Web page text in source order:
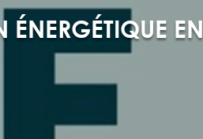
ÉNERGÉTIQUE EN